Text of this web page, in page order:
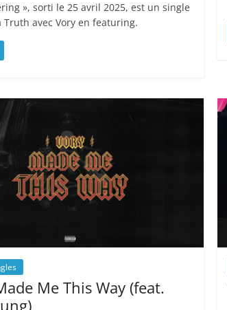
», sorti le 25 avril 2025, est un single
Truth avec Vory en featuring.
Me This Way (feat.